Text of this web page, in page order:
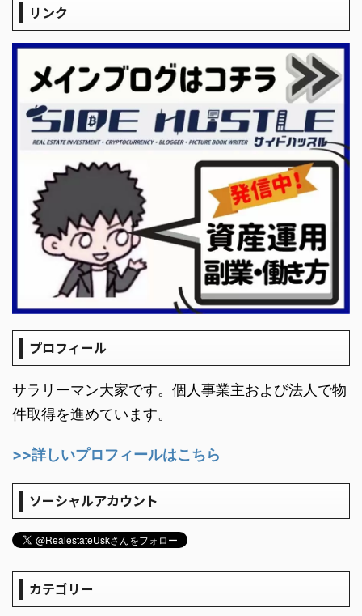
リンク
プロフィール
サラリーマン大家です。個人事業主および法人で物
件取得を進めています。
>>詳しいプロフィールはこちら
ソーシャルアカウント
カテゴリー